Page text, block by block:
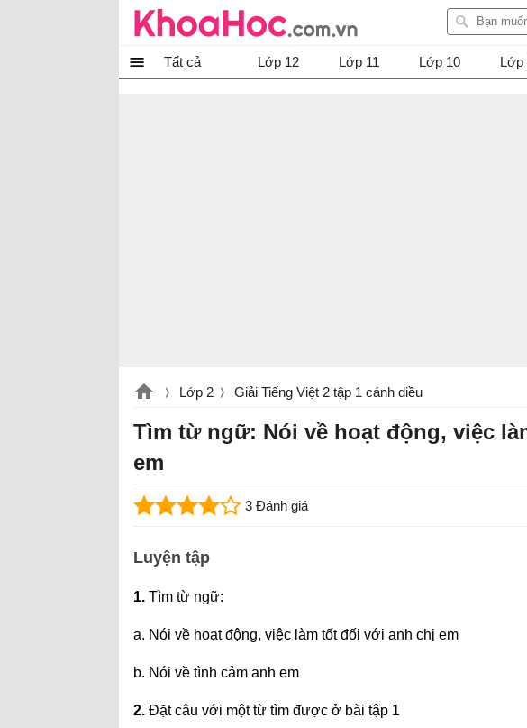
Tất cả Lớp 12 Lớp 11 Lớp 10 Lớp
Lớp 2 Giải Tiếng Việt 2 tập 1 cánh diều
Tìm từ ngữ: Nói về hoạt động, việc
em
3 Đánh giá
Luyện tập
1. Tìm từ ngữ:
a. Nói về hoạt động, việc làm tốt đối với anh chị em
b. Nói về tình cảm anh em
2. Đặt câu với một từ tìm được ở bài tập 1